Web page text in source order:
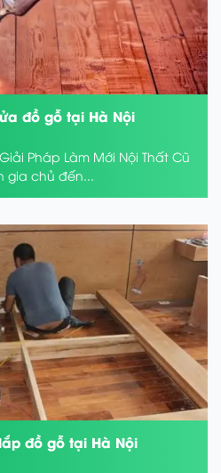
đồ gỗ tại Hà Nội
Pháp Làm Mới Nội Thất Cũ
gia chủ đến...
đồ gỗ tại Hà Nội